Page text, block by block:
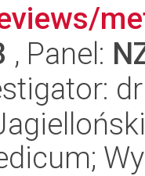
, Panel: